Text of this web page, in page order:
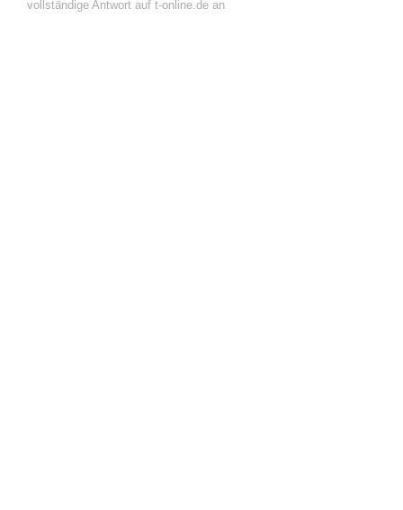
vollständige Antwort auf t-online.de an